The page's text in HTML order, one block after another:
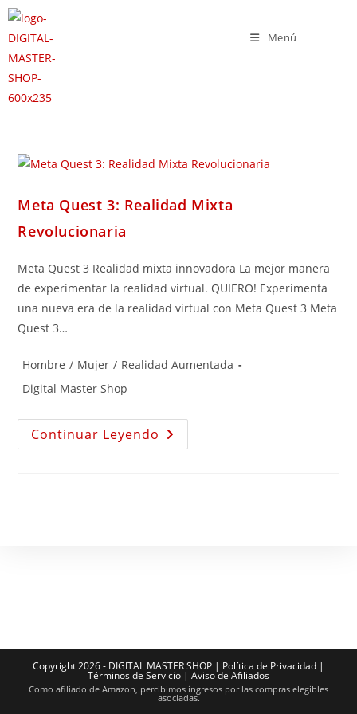
Menú
Meta Quest 3: Realidad Mixta
Revolucionaria
Meta Quest 3 Realidad mixta innovadora La mejor manera
de experimentar la realidad virtual. QUIERO! Experimenta
una nueva era de la realidad virtual con Meta Quest 3 Meta
Quest 3…
Hombre / Mujer / Realidad Aumentada
Digital Master Shop
Continuar Leyendo
Copyright 2026 - DIGITAL MASTER SHOP | Política de Privacidad |
Términos de Servicio | Aviso de Afiliados
Como afiliado de Amazon, percibimos ingresos por las compras elegibles
asociadas.